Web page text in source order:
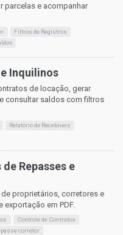
parcelas e acompanhar
Filtros de Registros
Inquilinos
de locação, gerar
consultar saldos com filtros
Relatório de Recebíveis
Repasses e
proprietários, corretores e
em PDF.
Controle de Contratos
corretor